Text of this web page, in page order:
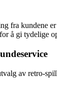
fra kundene
å gi tydelige
av retro-